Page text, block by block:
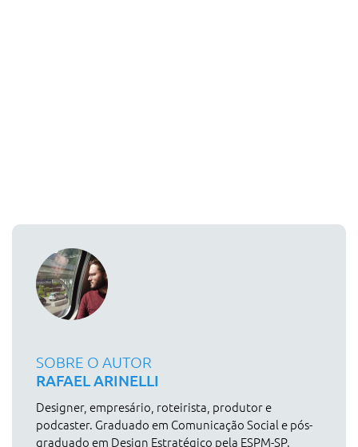
SOBRE O AUTOR
RAFAEL ARINELLI
Designer, empresário, roteirista, produtor e
podcaster. Graduado em Comunicação Social e pós-
graduado em Design Estratégico pela ESPM-SP.